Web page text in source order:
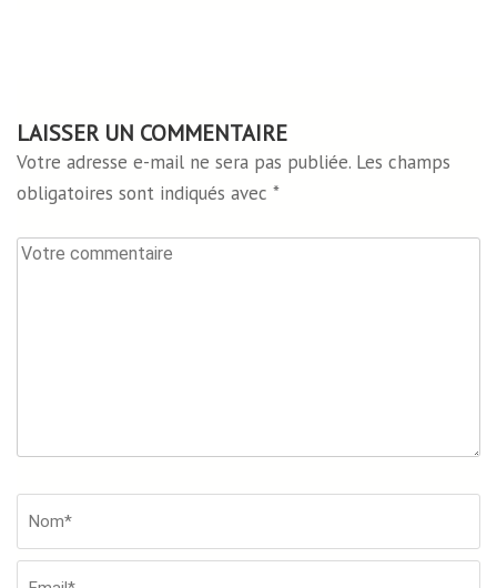
LAISSER UN COMMENTAIRE
Votre adresse e-mail ne sera pas publiée. Les champs
obligatoires sont indiqués avec *
Votre
Nom* *